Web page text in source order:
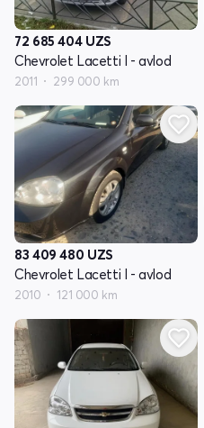
72 685 404 UZS
Chevrolet Lacetti I - avlod
2011 299 000 km
83 409 480 UZS
Chevrolet Lacetti I - avlod
2010 121 000 km